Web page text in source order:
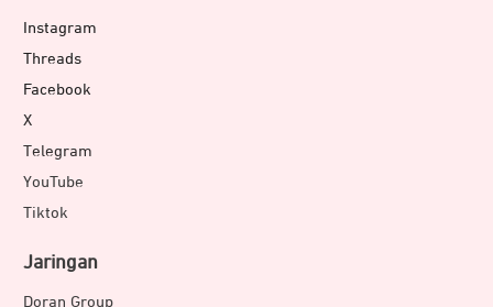
Instagram
Threads
Facebook
X
Telegram
YouTube
Tiktok
Jaringan
Doran Group